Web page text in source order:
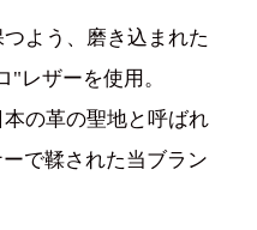
よう、磨き込まれた
"レザーを使用。
の革の聖地と呼ばれ
で鞣された当ブラン